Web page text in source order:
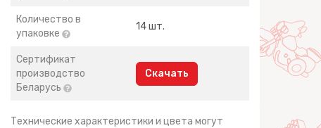
Количество в
упаковке
14 шт.
Сертификат
производство
Беларусь
Скачать
Технические характеристики и цвета могут